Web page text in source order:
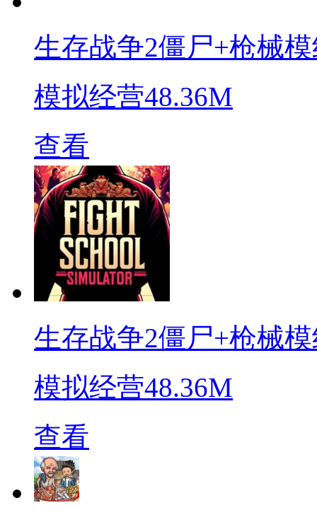
生存战争2僵尸+枪械
模拟经营48.36M
查看
生存战争2僵尸+枪械
模拟经营48.36M
查看